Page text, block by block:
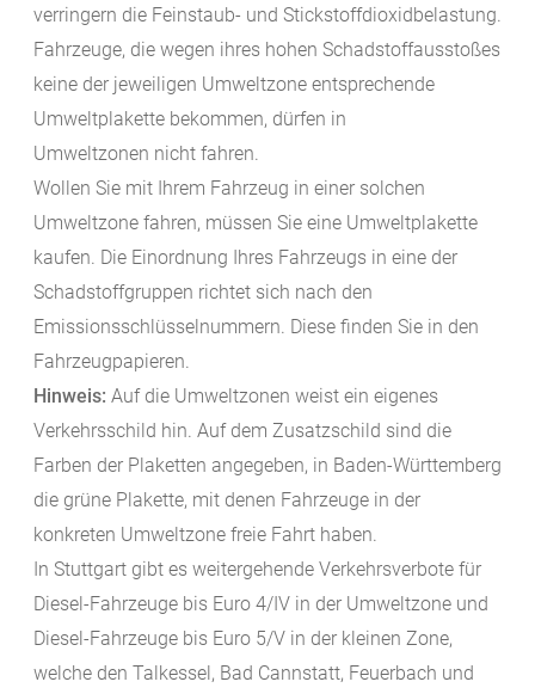
verringern die Feinstaub- und Stickstoffdioxidbelastung.
Fahrzeuge, die wegen ihres hohen Schadstoffausstoßes
keine der jeweiligen Umweltzone entsprechende
Umweltplakette bekommen, dürfen in
Umweltzonen nicht fahren.
Wollen Sie mit Ihrem Fahrzeug in einer solchen
Umweltzone fahren, müssen Sie eine Umweltplakette
kaufen. Die Einordnung Ihres Fahrzeugs in eine der
Schadstoffgruppen richtet sich nach den
Emissionsschlüsselnummern. Diese finden Sie in den
Fahrzeugpapieren.
Hinweis: Auf die Umweltzonen weist ein eigenes
Verkehrsschild hin. Auf dem Zusatzschild sind die
Farben der Plaketten angegeben, in Baden-Württemberg
die grüne Plakette, mit denen Fahrzeuge in der
konkreten Umweltzone freie Fahrt haben.
In Stuttgart gibt es weitergehende Verkehrsverbote für
Diesel-Fahrzeuge bis Euro 4/IV in der Umweltzone und
Diesel-Fahrzeuge bis Euro 5/V in der kleinen Zone,
welche den Talkessel, Bad Cannstatt, Feuerbach und